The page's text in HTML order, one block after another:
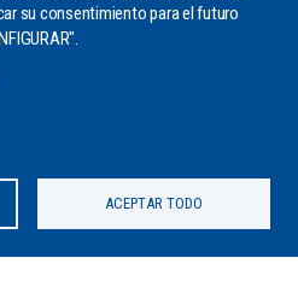
su consentimiento para el futuro
ACEPTAR TODO
por teléfono
reservados. |Aviso